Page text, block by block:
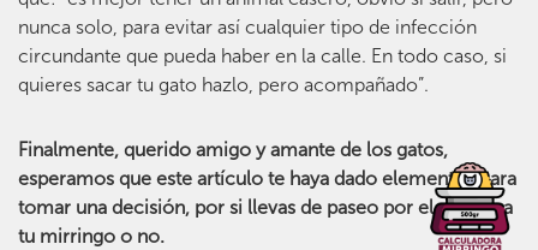
nunca solo, para evitar así cualquier tipo de infección
circundante que pueda haber en la calle. En todo caso, si
quieres sacar tu gato hazlo, pero acompañado”.
Finalmente, querido amigo y amante de los gatos,
esperamos que este artículo te haya dado elementos para
tomar una decisión, por si llevas de paseo por el parque a
tu mirringo o no.